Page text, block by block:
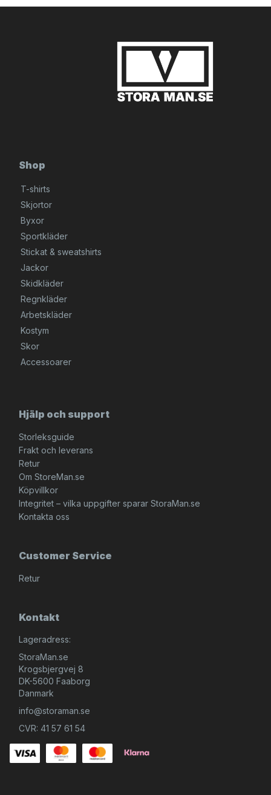
Shop
T-shirts
Skjortor
Byxor
Sportkläder
Stickat & sweatshirts
Jackor
Skidkläder
Regnkläder
Arbetskläder
Kostym
Skor
Accessoarer
Hjälp och support
Storleksguide
Frakt och leverans
Retur
Om StoreMan.se
Köpvillkor
Integritet – vilka uppgifter sparar StoraMan.se
Kontakta oss
Customer Service
Retur
Kontakt
Lageradress:
StoraMan.se
Krogsbjergvej 8
DK-5600 Faaborg
Danmark
info@storaman.se
CVR: 41 57 61 54